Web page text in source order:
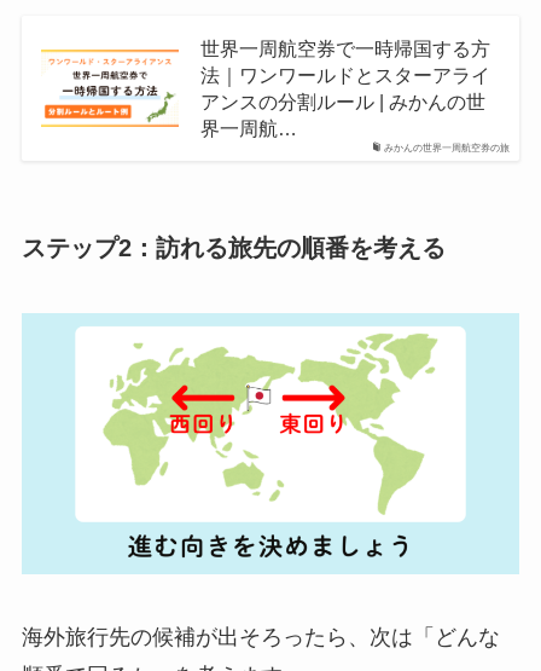
みかんの世界一周航空券の旅
世界一周航空券で一時帰国する方
法｜ワンワールドとスターアライ
アンスの分割ルール | みかんの世
界一周航…
ステップ2：訪れる旅先の順番を考える
海外旅行先の候補が出そろったら、次は「どんな